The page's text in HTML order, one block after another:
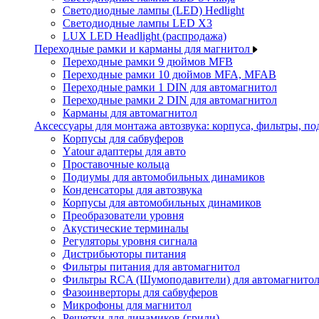
Светодиодные лампы (LED) Hedlight
Светодиодные лампы LED X3
LUX LED Headlight (распродажа)
Переходные рамки и карманы для магнитол
Переходные рамки 9 дюймов MFB
Переходные рамки 10 дюймов MFA, MFAB
Переходные рамки 1 DIN для автомагнитол
Переходные рамки 2 DIN для автомагнитол
Карманы для автомагнитол
Аксессуары для монтажа автозвука: корпуса, фильтры,
Корпусы для сабвуферов
Yаtour адаптеры для авто
Проставочные кольца
Подиумы для автомобильных динамиков
Конденсаторы для автозвука
Корпусы для автомобильных динамиков
Преобразователи уровня
Акустические терминалы
Регуляторы уровня сигнала
Дистрибьюторы питания
Фильтры питания для автомагнитол
Фильтры RCA (Шумоподавители) для автомагнитол
Фазоинверторы для сабвуферов
Микрофоны для магнитол